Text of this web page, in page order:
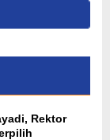
Rektor